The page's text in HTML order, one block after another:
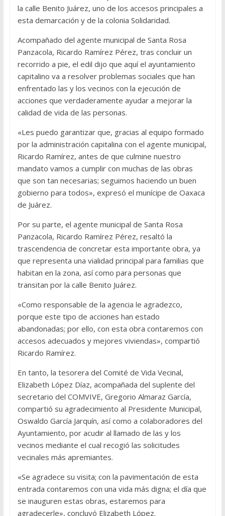
la calle Benito Juárez, uno de los accesos principales a
esta demarcación y de la colonia Solidaridad.
Acompañado del agente municipal de Santa Rosa
Panzacola, Ricardo Ramírez Pérez, tras concluir un
recorrido a pie, el edil dijo que aquí el ayuntamiento
capitalino va a resolver problemas sociales que han
enfrentado las y los vecinos con la ejecución de
acciones que verdaderamente ayudar a mejorar la
calidad de vida de las personas.
«Les puedo garantizar que, gracias al equipo formado
por la administración capitalina con el agente municipal,
Ricardo Ramírez, antes de que culmine nuestro
mandato vamos a cumplir con muchas de las obras
que son tan necesarias; seguimos haciendo un buen
gobierno para todos», expresó el munícipe de Oaxaca
de Juárez.
Por su parte, el agente municipal de Santa Rosa
Panzacola, Ricardo Ramírez Pérez, resaltó la
trascendencia de concretar esta importante obra, ya
que representa una vialidad principal para familias que
habitan en la zona, así como para personas que
transitan por la calle Benito Juárez.
«Como responsable de la agencia le agradezco,
porque este tipo de acciones han estado
abandonadas; por ello, con esta obra contaremos con
accesos adecuados y mejores viviendas», compartió
Ricardo Ramírez.
En tanto, la tesorera del Comité de Vida Vecinal,
Elizabeth López Díaz, acompañada del suplente del
secretario del COMVIVE, Gregorio Almaraz García,
compartió su agradecimiento al Presidente Municipal,
Oswaldo García Jarquín, así como a colaboradores del
Ayuntamiento, por acudir al llamado de las y los
vecinos mediante el cual recogió las solicitudes
vecinales más apremiantes.
«Se agradece su visita; con la pavimentación de esta
entrada contaremos con una vida más digna; el día que
se inauguren estas obras, estaremos para
agradecerle», concluyó Elizabeth López.